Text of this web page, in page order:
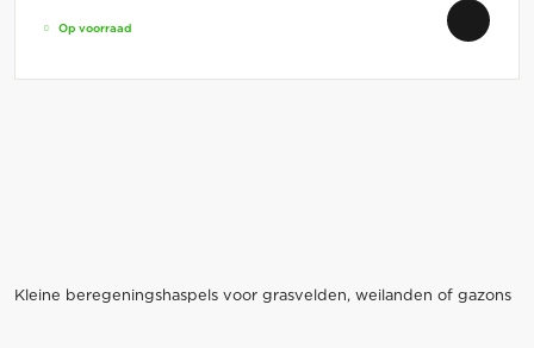
Op voorraad
Kleine beregeningshaspels voor grasvelden, weilanden of gazons